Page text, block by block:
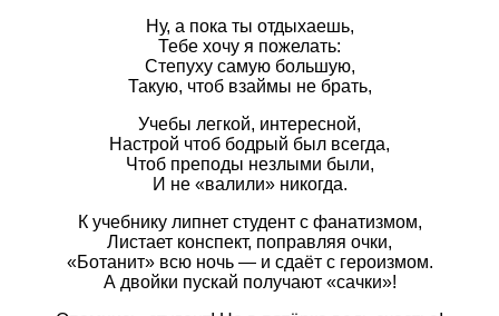
Ну, а пока ты отдыхаешь,
Тебе хочу я пожелать:
Степуху самую большую,
Такую, чтоб взаймы не брать,
Учебы легкой, интересной,
Настрой чтоб бодрый был всегда,
Чтоб преподы незлыми были,
И не «валили» никогда.
К учебнику липнет студент с фанатизмом,
Листает конспект, поправляя очки,
«Ботанит» всю ночь — и сдаёт с героизмом.
А двойки пускай получают «сачки»!